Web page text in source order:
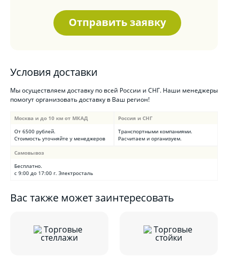
Отправить заявку
Условия доставки
Мы осуществляем доставку по всей России и СНГ. Наши менеджеры
помогут организовать доставку в Ваш регион!
Москва и до 10 км от МКАД
От 6500 рублей.
Стоимость уточняйте у менеджеров
Россия и СНГ
Транспортными компаниями.
Расчитаем и организуем.
Самовывоз
Бесплатно.
с 9:00 до 17:00 г. Электросталь
Вас также может заинтересовать